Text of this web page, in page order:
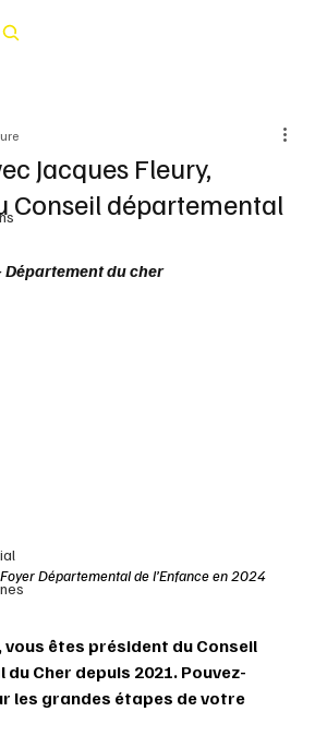
Jacques Fleury,
Conseil départemental
Département du cher
Départemental de l’Enfance en 2024
vous êtes président du Conseil
Cher depuis 2021. Pouvez-
les grandes étapes de votre